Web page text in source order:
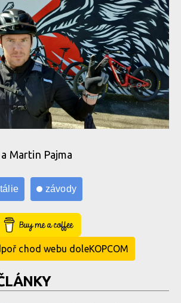
Martin Pajma
Itálie závody
Buy Me a Coffee
chod webu doleKOPCOM